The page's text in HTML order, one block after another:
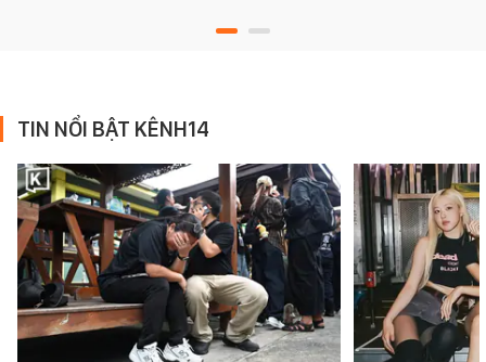
TIN NỔI BẬT KÊNH14